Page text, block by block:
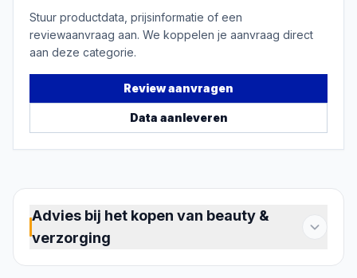
Stuur productdata, prijsinformatie of een
reviewaanvraag aan. We koppelen je aanvraag direct
aan deze categorie.
Review aanvragen
Data aanleveren
Advies bij het kopen van beauty &
verzorging